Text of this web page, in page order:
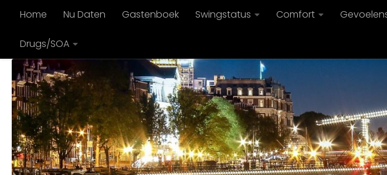
Doorgaan naar inhoud
Home Nu Daten Gastenboek Swingstatus Comfort
Drugs/SOA